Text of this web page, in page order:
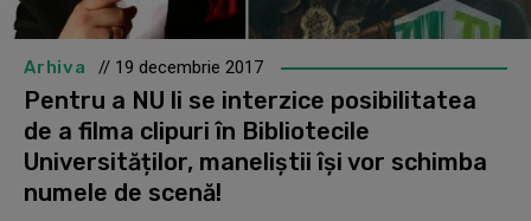
Arhiva // 19 decembrie 2017
Pentru a NU li se interzice posibilitatea
de a filma clipuri în Bibliotecile
Universităților, maneliștii își vor schimba
numele de scenă!